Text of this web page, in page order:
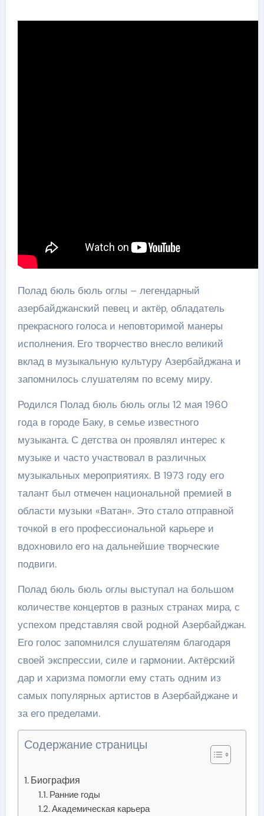
Полад бюль бюль оглы – легендарный
азербайджанский певец и актёр, обладатель
прекрасного голоса и неповторимой манеры
исполнения. Его творчество внесло великий
вклад в музыкальную культуру Азербайджана и
запомнилось слушателям по всему миру.
Родился Полад бюль бюль оглы 12 мая 1960
года в городе Баку, в семье известного
музыканта. С детства он проявлял интерес к
музыке и часто участвовал в различных
музыкальных мероприятиях. В 1973 году его
талант был отмечен национальной премией в
области музыки «Ватан». Это стало отправной
точкой в его профессиональной карьере и
вдохновило его на дальнейшие творческие
подвиги.
Полад бюль бюль оглы выступал на большом
количестве концертов в разных странах мира, с
успехом представляя свой родной Азербайджан.
Его голос запомнился слушателям благодаря
своей экспрессии, силе и гармонии. Актёрский
дар и харизма помогли ему стать одним из
самых популярных артистов в Азербайджане и
за его пределами.
Содержание страницы
Биография
Ранние годы
Академическая карьера